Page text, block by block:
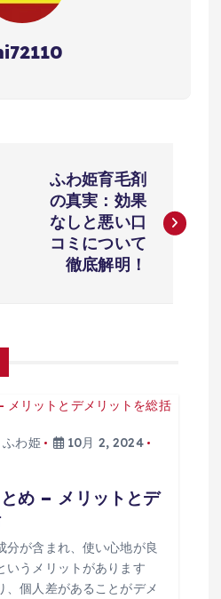
ふわ姫育毛剤
の真実：効果
なしと悪い口
コミについて
徹底解明！
ふわ姫
10月 2, 2024
め – メリットとデ
分が含まれ、使い心地が良
いうメリットがあります
、個人差があることがデメ